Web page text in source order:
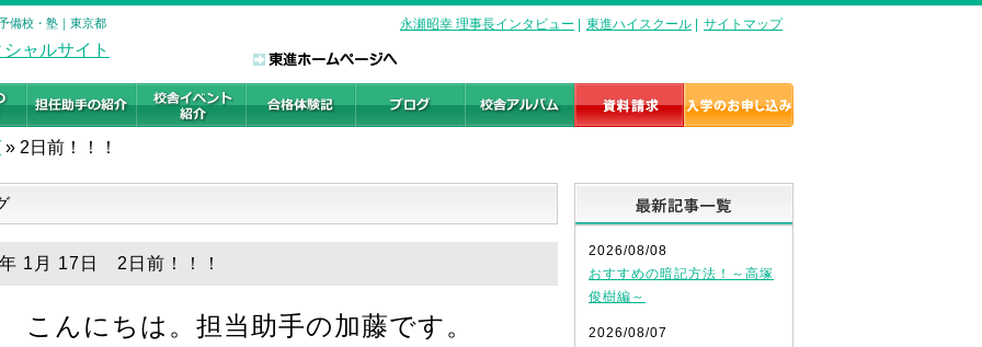
備校・塾｜東京都 永瀬昭幸 理事長インタビュー 東進ハイスクール サイトマップ
» 2日前！！！
1月 17日 2日前！！！
こんにちは。担当助手の加藤です。
2026/08/08
おすすめの暗記方法！～高塚
俊樹編～
2026/08/07